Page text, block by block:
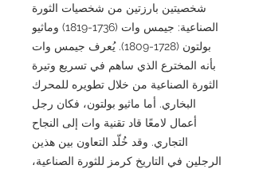
شخصيتين بارزتين من شخصيات الثورة
الصناعية: جيمس وات (1736-1819) وماثيو
بولتون (1728-1809). يُعرف جيمس وات
بأنه المخترع الذي ساهم في تسريع وتيرة
الثورة الصناعية من خلال تطويره للمحرك
البخاري. أما ماثيو بولتون، فكان رجل
أعمال لامعًا قاد تقنية وات إلى النجاح
التجاري. وقد خُلّد التعاون بين هذين
الرجلين في التاريخ كرمز للثورة الصناعية،